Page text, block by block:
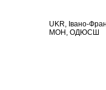
UKR, Івано-
МОН, ОДЮСШ